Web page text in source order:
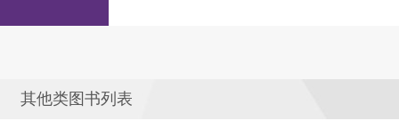
其他类图书列表